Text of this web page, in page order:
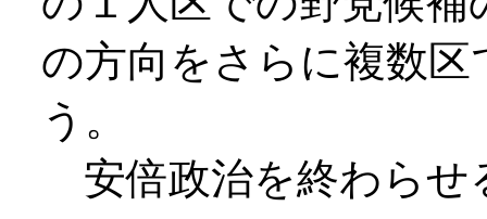
の方向をさらに複数
う。
安倍政治を終わらせ